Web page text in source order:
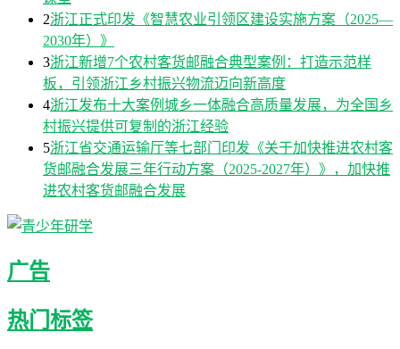
2浙江正式印发《智慧农业引领区建设实施方案（2025—
2030年）》
3浙江新增7个农村客货邮融合典型案例：打造示范样
板，引领浙江乡村振兴物流迈向新高度
4浙江发布十大案例城乡一体融合高质量发展，为全国乡
村振兴提供可复制的浙江经验
5浙江省交通运输厅等七部门印发《关于加快推进农村客
货邮融合发展三年行动方案（2025-2027年）》，加快推
进农村客货邮融合发展
广告
热门标签